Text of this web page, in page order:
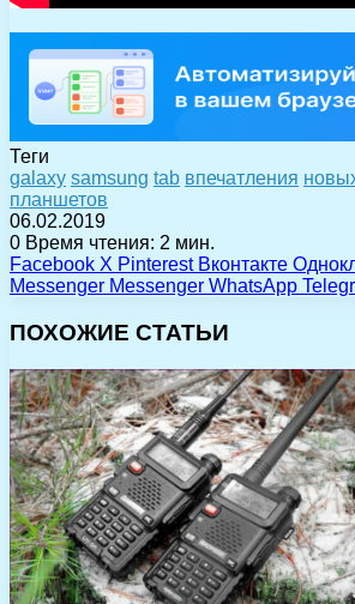
Теги
galaxy samsung tab впечатления
планшетов
06.02.2019
0 Время чтения: 2 мин.
Facebook X Pinterest Вконтакте
Messenger Messenger WhatsApp
ПОХОЖИЕ СТАТЬИ